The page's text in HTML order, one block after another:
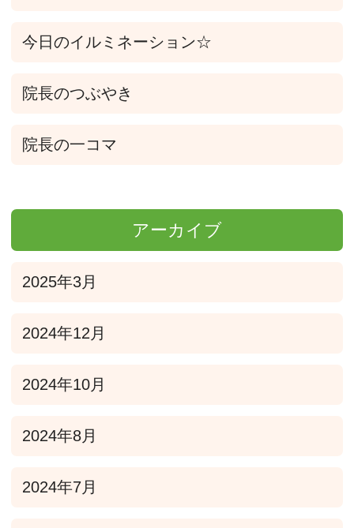
今日のイルミネーション☆
院長のつぶやき
院長の一コマ
アーカイブ
2025年3月
2024年12月
2024年10月
2024年8月
2024年7月